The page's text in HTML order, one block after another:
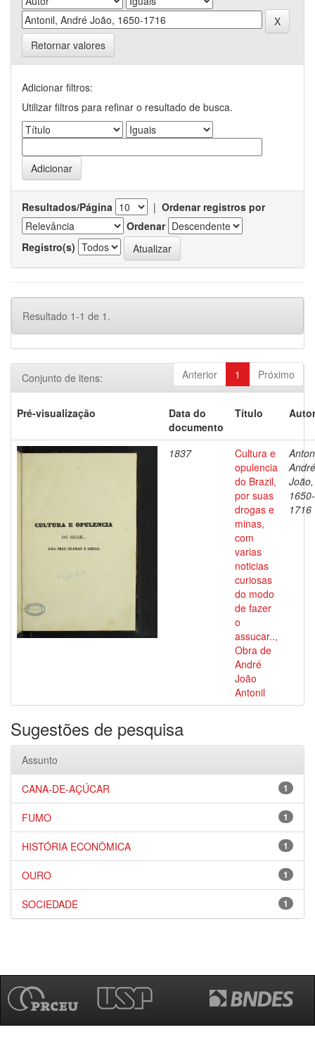
Retornar valores
Adicionar filtros:
Utilizar filtros para refinar o resultado de busca.
Resultados/Página | Ordenar registros por
Ordenar
Registro(s)
Resultado 1-1 de 1.
Anterior 1 Próximo
Conjunto de itens:
Pré-visualização
Data do
documento
Título
1837
Cultura e
opulencia
do Brazil,
por suas
drogas e
minas,
com
varias
noticias
curiosas
do modo
de fazer
o
assucar..,
Obra de
André
João
Antonil
André
João,
1650-
1716
Sugestões de pesquisa
Assunto
1
CANA-DE-AÇÚCAR
1
FUMO
1
HISTÓRIA ECONÔMICA
1
OURO
1
SOCIEDADE